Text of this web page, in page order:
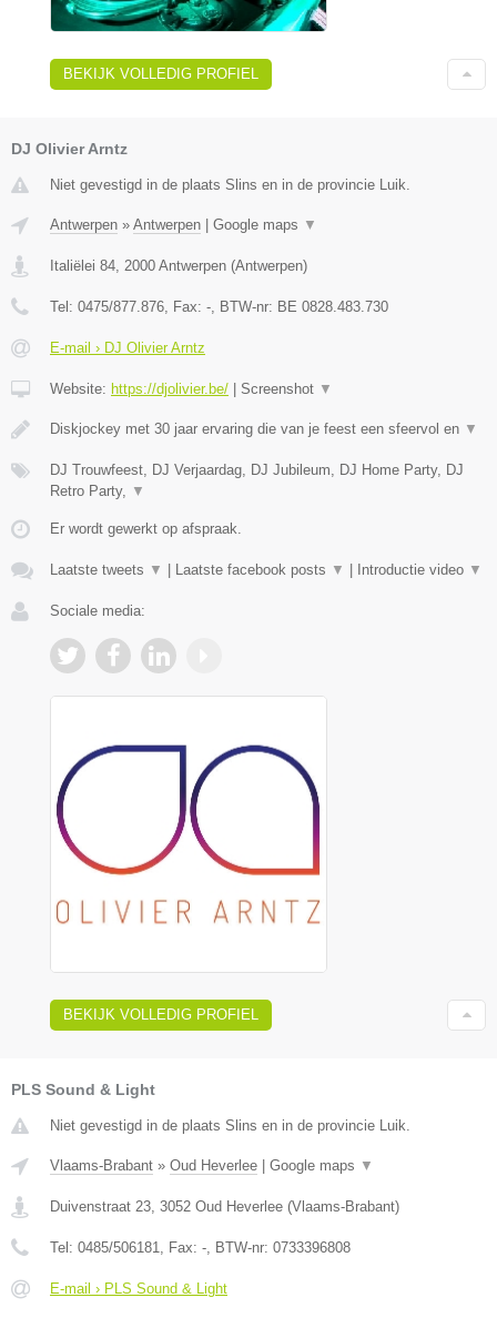
BEKIJK VOLLEDIG PROFIEL
DJ Olivier Arntz
Niet gevestigd in de plaats Slins en in de provincie Luik.
Antwerpen » Antwerpen | Google maps ▼
Italiëlei 84 2000 Antwerpen (Antwerpen)
Tel: 0475/877.876 , Fax: - , BTW-nr: BE 0828.483.730
E-mail › DJ Olivier Arntz
Website: https://djolivier.be/ | Screenshot ▼
Diskjockey met 30 jaar ervaring die van je feest een sfeervol en ▼
DJ Trouwfeest, DJ Verjaardag, DJ Jubileum, DJ Home Party, DJ
Retro Party,
▼
Er wordt gewerkt op afspraak.
Laatste tweets ▼ | Laatste facebook posts ▼ | Introductie video ▼
Sociale media:
BEKIJK VOLLEDIG PROFIEL
PLS Sound & Light
Niet gevestigd in de plaats Slins en in de provincie Luik.
Vlaams-Brabant » Oud Heverlee | Google maps ▼
Duivenstraat 23 3052 Oud Heverlee (Vlaams-Brabant)
Tel: 0485/506181 , Fax: - , BTW-nr: 0733396808
E-mail › PLS Sound & Light